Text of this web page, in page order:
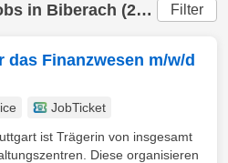
in Biberach (20 km) gefunden Filter
Finanzwesen m/w/d
JobTicket
ist Trägerin von insgesamt
Diese organisieren